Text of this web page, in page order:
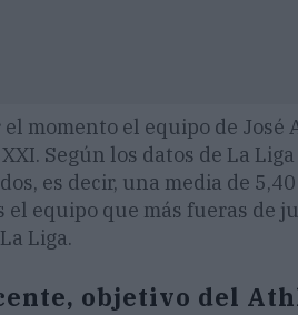
el momento el equipo de
Según los datos de La
es decir, una media de
el equipo que más fueras de
Liga.
objetivo del